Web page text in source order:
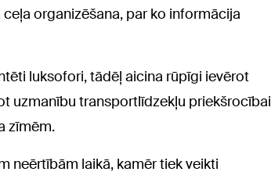
organizēšana, par ko informācija
luksofori, tādēļ aicina rūpīgi ievērot
uzmanību transportlīdzekļu priekšrocībai
zīmēm.
neērtībām laikā, kamēr tiek veikti